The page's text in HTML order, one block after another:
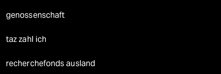
genossenschaft
taz zahl ich
recherchefonds ausland